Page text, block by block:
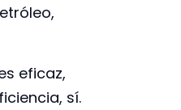
eficaz,
sí.